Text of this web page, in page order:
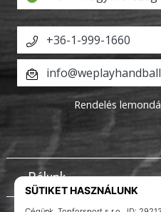
Rólunk
+36-1-999-1660
Rendelés